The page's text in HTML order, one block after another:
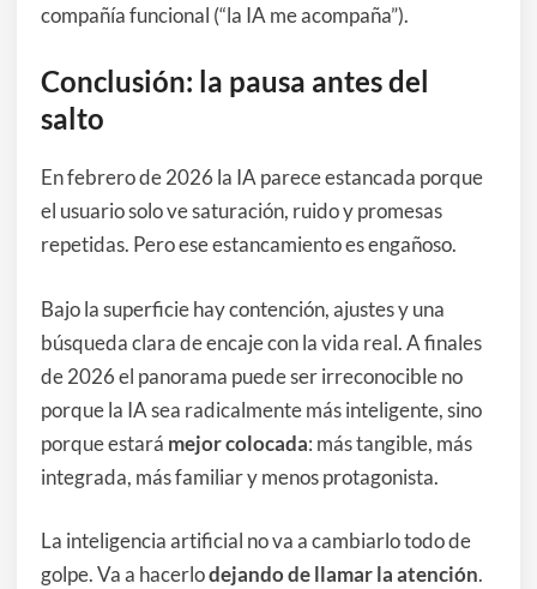
compañía funcional (“la IA me acompaña”).
Conclusión: la pausa antes del
salto
En febrero de 2026 la IA parece estancada porque
el usuario solo ve saturación, ruido y promesas
repetidas. Pero ese estancamiento es engañoso.
Bajo la superficie hay contención, ajustes y una
búsqueda clara de encaje con la vida real. A finales
de 2026 el panorama puede ser irreconocible no
porque la IA sea radicalmente más inteligente, sino
porque estará mejor colocada: más tangible, más
integrada, más familiar y menos protagonista.
La inteligencia artificial no va a cambiarlo todo de
golpe. Va a hacerlodejando de llamar la atención.